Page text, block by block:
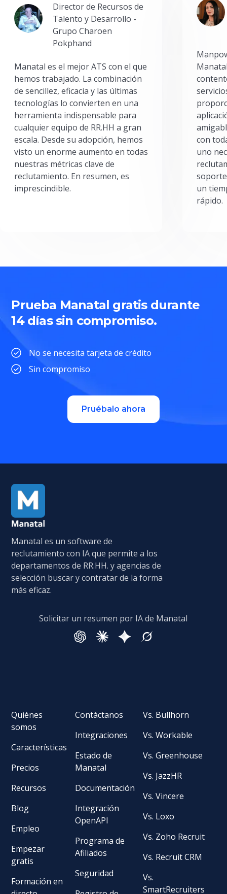
Director de Recursos de
Talento y Desarrollo -
Grupo Charoen
Pokphand
Manatal es el mejor ATS con el que
hemos trabajado. La combinación
de sencillez, eficacia y las últimas
tecnologías lo convierten en una
herramienta indispensable para
cualquier equipo de RR.HH a gran
escala. Desde su adopción, hemos
visto un enorme aumento en todas
nuestras métricas clave de
reclutamiento. En resumen, es
imprescindible.
con
uno
un
rápido.
Prueba Manatal gratis durante
14 días sin compromiso.
No se necesita tarjeta de crédito
Sin compromiso
Pruébalo ahora
Manatal es un software de
reclutamiento con IA que permite a los
departamentos de RR.HH. y agencias de
selección buscar y contratar de la forma
más eficaz.
Solicitar un resumen por IA de Manatal
Quiénes
somos
Características
Precios
Recursos
Blog
Empleo
Empezar
gratis
Formación en
Contáctanos
Integraciones
Estado de
Manatal
Documentación
Integración
OpenAPI
Programa de
Afiliados
Seguridad
Vs. Bullhorn
Vs. Workable
Vs. Greenhouse
Vs. JazzHR
Vs. Vincere
Vs. Loxo
Vs. Zoho Recruit
Vs. Recruit CRM
Vs.
SmartRecruiters